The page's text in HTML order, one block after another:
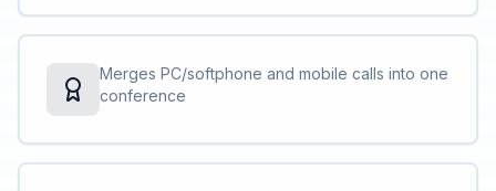
Merges PC/softphone and mobile calls into one
conference